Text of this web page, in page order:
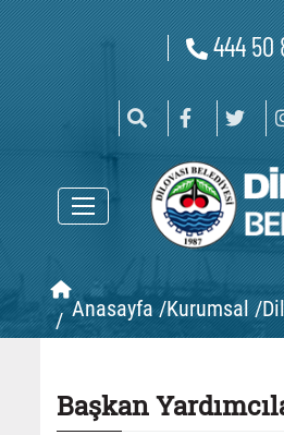
444 50
/ Anasayfa /Kurumsal /
Başkan